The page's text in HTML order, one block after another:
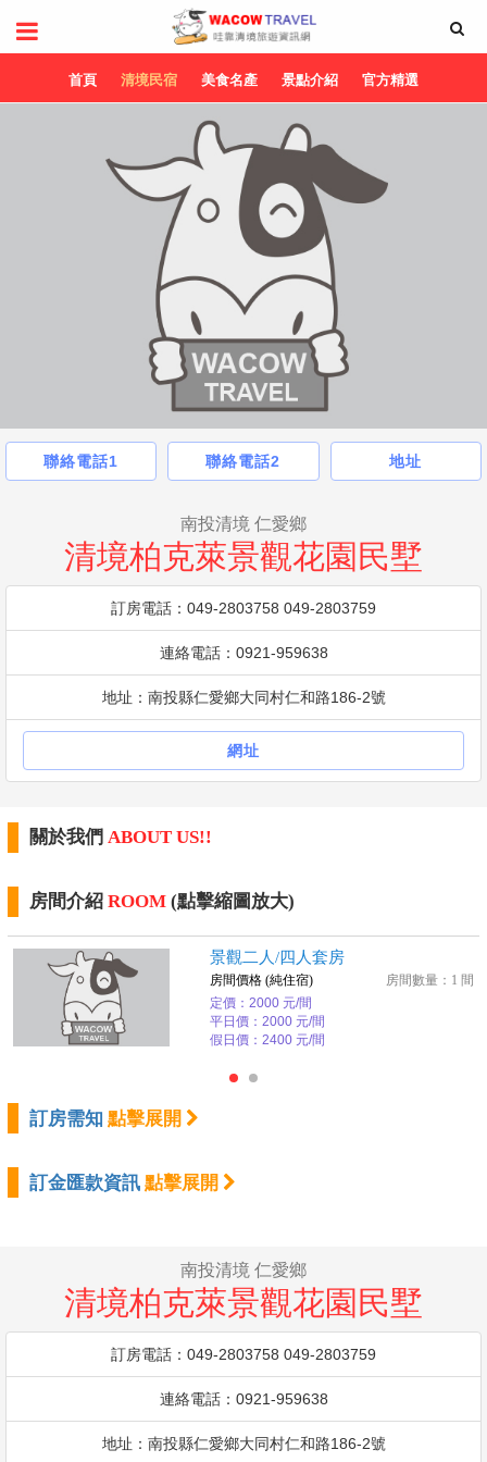
首頁 清境民宿 美食名產 景點介紹 官方精選
聯絡電話1 聯絡電話2 地址
南投清境 仁愛鄉
清境柏克萊景觀花園民墅
訂房電話：049-2803758 049-2803759
連絡電話：0921-959638
地址：南投縣仁愛鄉大同村仁和路186-2號
網址
關於我們 ABOUT US!!
房間介紹 ROOM (點擊縮圖放大)
景觀二人/四人套房
房間數量：1 間
房間價格 (純住宿)
定價：2000 元/間
平日價：2000 元/間
假日價：2400 元/間
訂房需知 點擊展開
訂金匯款資訊 點擊展開
南投清境 仁愛鄉
清境柏克萊景觀花園民墅
訂房電話：049-2803758 049-2803759
連絡電話：0921-959638
地址：南投縣仁愛鄉大同村仁和路186-2號